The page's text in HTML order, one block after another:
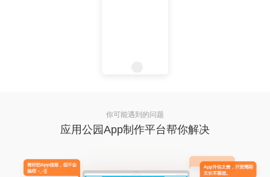
你可能遇到的问题
应用公园App制作平台帮你解决